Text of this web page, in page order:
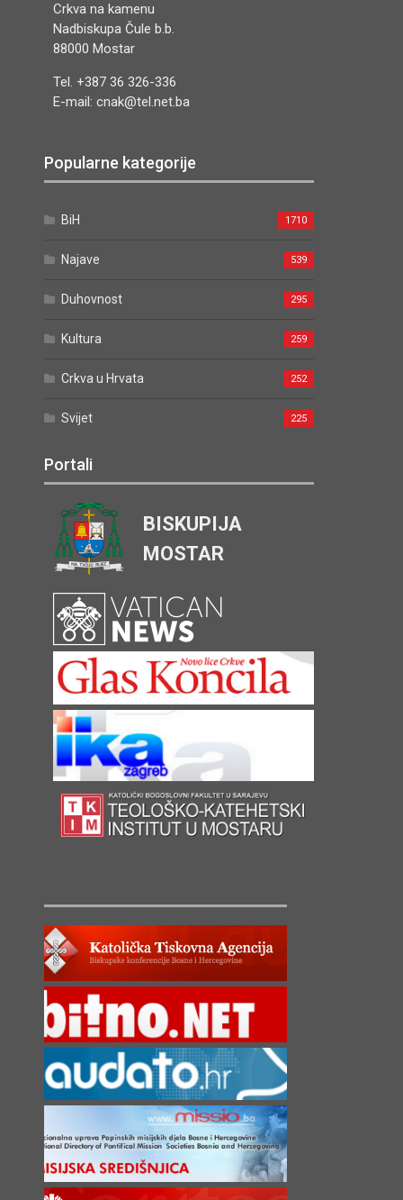
Crkva na kamenu
Nadbiskupa Čule b.b.
88000 Mostar
Tel. +387 36 326-336
E-mail: cnak@tel.net.ba
Popularne kategorije
BiH 1710
Najave 539
Duhovnost 295
Kultura 259
Crkva u Hrvata 252
Svijet 225
Portali
BISKUPIJA
MOSTAR